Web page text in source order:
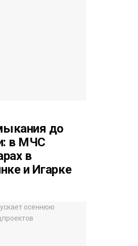
до
в МЧС
в
и Игарке